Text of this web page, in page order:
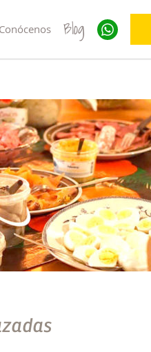
Conócenos Blog